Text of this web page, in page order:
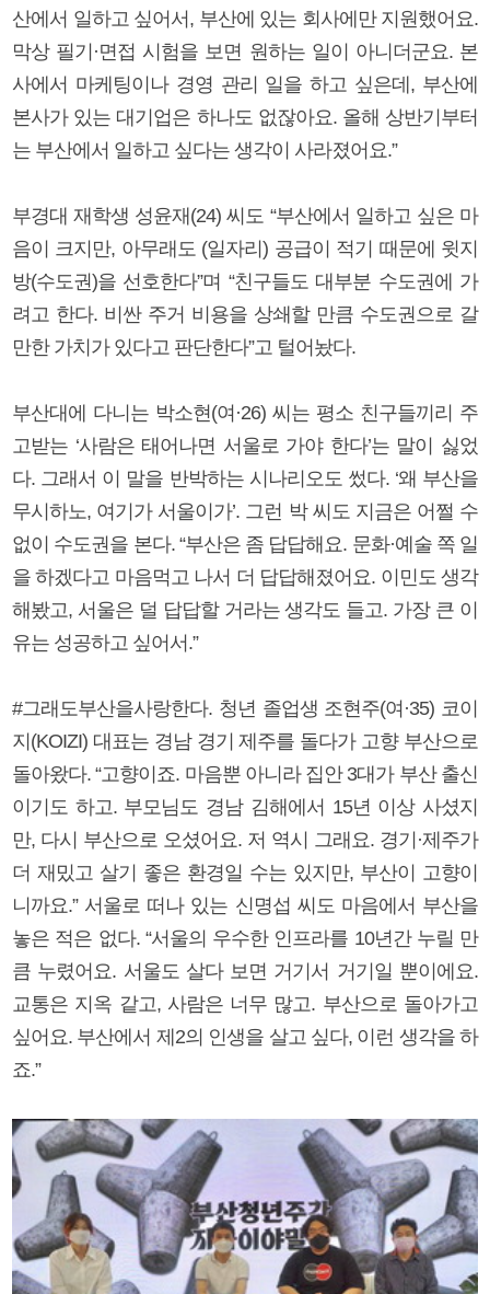
산에서 일하고 싶어서, 부산에 있는 회사에만 지원했어요.
막상 필기·면접 시험을 보면 원하는 일이 아니더군요. 본
사에서 마케팅이나 경영 관리 일을 하고 싶은데, 부산에
본사가 있는 대기업은 하나도 없잖아요. 올해 상반기부터
는 부산에서 일하고 싶다는 생각이 사라졌어요.”
부경대 재학생 성윤재(24) 씨도 “부산에서 일하고 싶은 마
음이 크지만, 아무래도 (일자리) 공급이 적기 때문에 윗지
방(수도권)을 선호한다”며 “친구들도 대부분 수도권에 가
려고 한다. 비싼 주거 비용을 상쇄할 만큼 수도권으로 갈
만한 가치가 있다고 판단한다”고 털어놨다.
부산대에 다니는 박소현(여·26) 씨는 평소 친구들끼리 주
고받는 ‘사람은 태어나면 서울로 가야 한다’는 말이 싫었
다. 그래서 이 말을 반박하는 시나리오도 썼다. ‘왜 부산을
무시하노, 여기가 서울이가’. 그런 박 씨도 지금은 어쩔 수
없이 수도권을 본다. “부산은 좀 답답해요. 문화·예술 쪽 일
을 하겠다고 마음먹고 나서 더 답답해졌어요. 이민도 생각
해봤고, 서울은 덜 답답할 거라는 생각도 들고. 가장 큰 이
유는 성공하고 싶어서.”
#그래도부산을사랑한다. 청년 졸업생 조현주(여·35) 코이
지(KOIZI) 대표는 경남 경기 제주를 돌다가 고향 부산으로
돌아왔다. “고향이죠. 마음뿐 아니라 집안 3대가 부산 출신
이기도 하고. 부모님도 경남 김해에서 15년 이상 사셨지
만, 다시 부산으로 오셨어요. 저 역시 그래요. 경기·제주가
더 재밌고 살기 좋은 환경일 수는 있지만, 부산이 고향이
니까요.” 서울로 떠나 있는 신명섭 씨도 마음에서 부산을
놓은 적은 없다. “서울의 우수한 인프라를 10년간 누릴 만
큼 누렸어요. 서울도 살다 보면 거기서 거기일 뿐이에요.
교통은 지옥 같고, 사람은 너무 많고. 부산으로 돌아가고
싶어요. 부산에서 제2의 인생을 살고 싶다, 이런 생각을 하
죠.”